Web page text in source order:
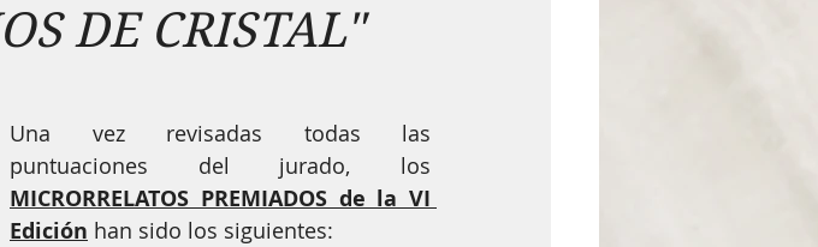
LAS EDUCADORAS DOCUMENTAL ELLAS
DE CRISTAL"
Una vez revisadas todas las
MICRORRELATOS PREMIADOS de la VI
Edición han sido los siguientes: